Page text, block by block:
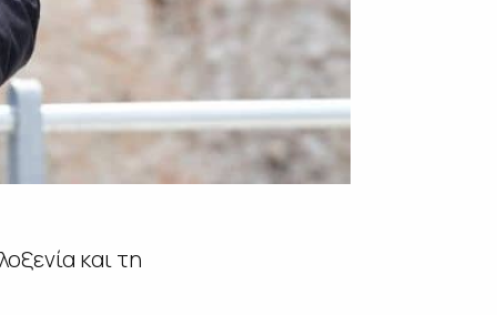
και τη